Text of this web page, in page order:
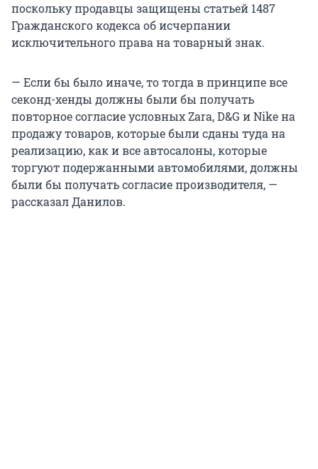
поскольку продавцы защищены статьей 1487
Гражданского кодекса об исчерпании
исключительного права на товарный знак.
— Если бы было иначе, то тогда в принципе все
секонд-хенды должны были бы получать
повторное согласие условных Zara, D&G и Nike на
продажу товаров, которые были сданы туда на
реализацию, как и все автосалоны, которые
торгуют подержанными автомобилями, должны
были бы получать согласие производителя, —
рассказал Данилов.